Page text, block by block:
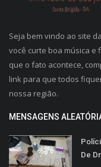
Seja bem vindo ao site
você curte boa música e
que o fato acontece,
link para que todos
nossa região.
MENSAGENS
De